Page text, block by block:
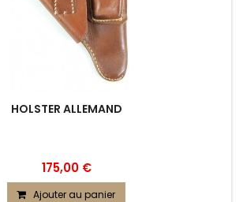
HOLSTER ALLEMAND
175,00 €
Ajouter au panier